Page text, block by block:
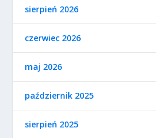
sierpień 2026
czerwiec 2026
maj 2026
październik 2025
sierpień 2025